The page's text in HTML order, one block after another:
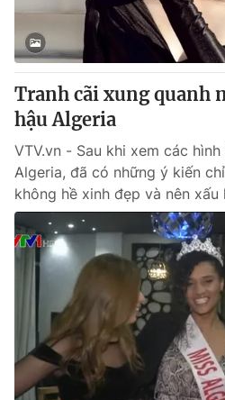
Tranh cãi xung quanh
hậu Algeria
VTV.vn - Sau khi xem các
Algeria, đã có những ý kiến
không hề xinh đẹp và nên xấu